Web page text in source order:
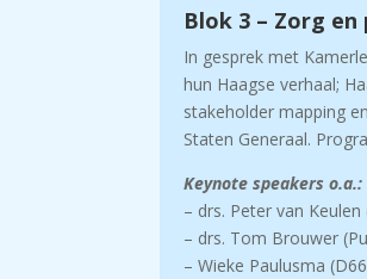
Blok 3 – Zorg
In gesprek met
hun Haagse verhaal;
stakeholder mapping
Staten Generaal.
Keynote speakers o.a.:
– drs. Peter van
– drs. Tom Brouwer
– Wieke Paulusma